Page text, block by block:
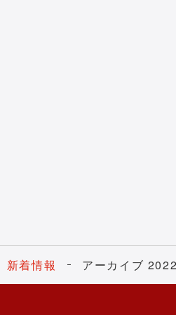
新着情報 アーカイブ